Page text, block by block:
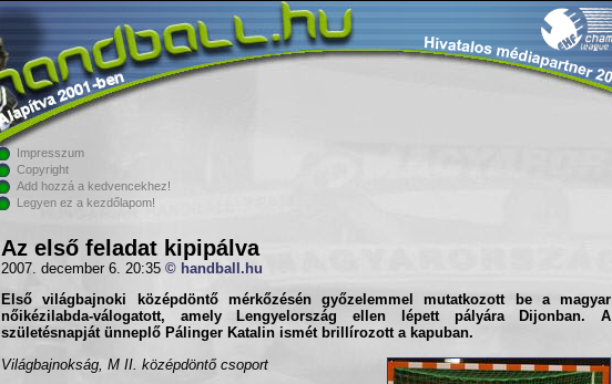
Impresszum
Copyright
Add hozzá a kedvencekhez!
Legyen ez a kezdőlapom!
Az első feladat kipipálva
2007. december 6. 20:35 © handball.hu
Első világbajnoki középdöntő mérkőzésén győzelemmel mutatkozott be a magyar
nőikézilabda-válogatott, amely Lengyelország
ellen lépett pályára Dijonban. A
születésnapját ünneplő Pálinger Katalin ismét brillírozott a kapuban.
Világbajnokság, M II. középdöntő csoport